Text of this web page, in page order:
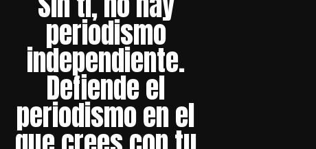
periodismo
independiente.
Defiende el
periodismo en el